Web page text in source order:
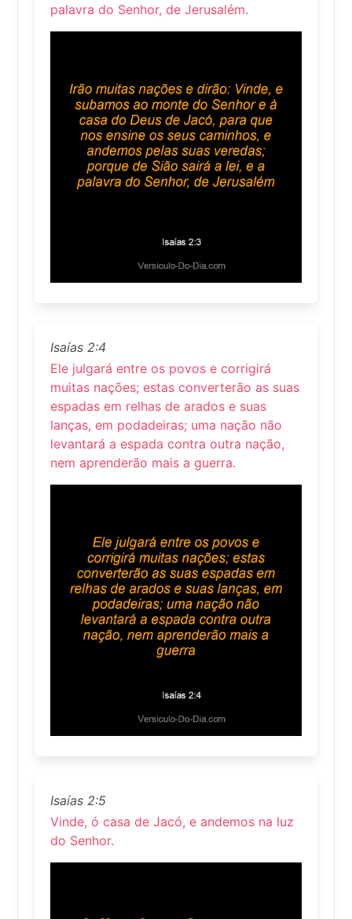
palavra do Senhor, de Jerusalém.
Isaías 2:4
Ele julgará entre os povos e corrigirá
muitas nações; estas converterão as suas
espadas em relhas de arados e suas
lanças, em podadeiras; uma nação não
levantará a espada contra outra nação,
nem aprenderão mais a guerra.
Isaías 2:5
Vinde, ó casa de Jacó, e andemos na luz
do Senhor.